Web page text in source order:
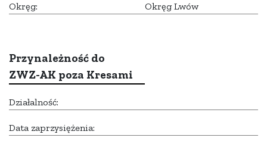
Okręg: Okręg Lwów
Przynależność do
ZWZ-AK poza Kresami
Działalność:
Data zaprzysiężenia: